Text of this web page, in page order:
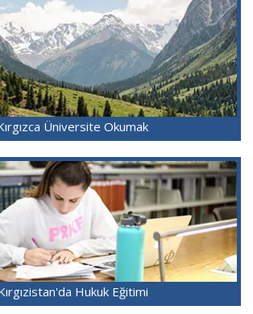
Üniversite Okumak
Hukuk Eğitimi